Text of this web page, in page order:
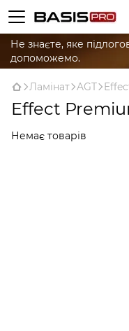
Не знаєте, яке
допоможемо.
Ламінат AGT
Effect
Немає товарів